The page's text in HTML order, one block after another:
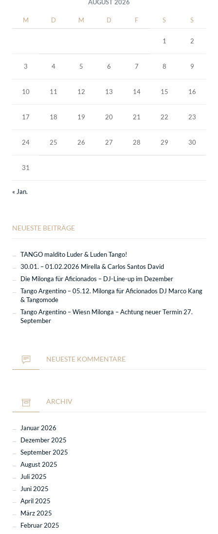
AUGUST 2026
M D M D F S S
1 2
3 4 5 6 7 8 9
10 11 12 13 14 15 16
17 18 19 20 21 22 23
24 25 26 27 28 29 30
31
« Jan.
NEUESTE BEITRÄGE
TANGO maldito Luder & Luden Tango!
30.01. – 01.02.2026 Mirella & Carlos Santos David
Die Milonga für Aficionados – DJ-Line-up im Dezember
Tango Argentino – 05.12. Milonga für Aficionados DJ Marco Kang
& Tangomode
Tango Argentino – Wiesn Milonga – Achtung neuer Termin 27.
September
NEUESTE KOMMENTARE
ARCHIV
Januar 2026
Dezember 2025
September 2025
August 2025
Juli 2025
Juni 2025
April 2025
März 2025
Februar 2025